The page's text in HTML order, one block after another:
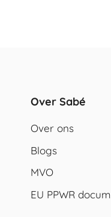
Over Sabé
Over ons
Blogs
MVO
EU PPWR